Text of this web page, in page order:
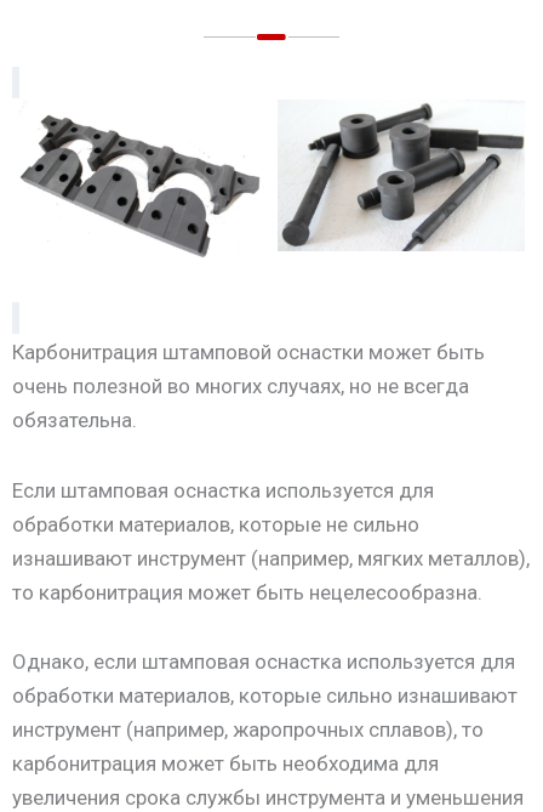
Карбонитрация штамповой оснастки может быть
очень полезной во многих случаях, но не всегда
обязательна.
Если штамповая оснастка используется для
обработки материалов, которые не сильно
изнашивают инструмент (например, мягких металлов),
то карбонитрация может быть нецелесообразна.
Однако, если штамповая оснастка используется для
обработки материалов, которые сильно изнашивают
инструмент (например, жаропрочных сплавов), то
карбонитрация может быть необходима для
увеличения срока службы инструмента и уменьшения